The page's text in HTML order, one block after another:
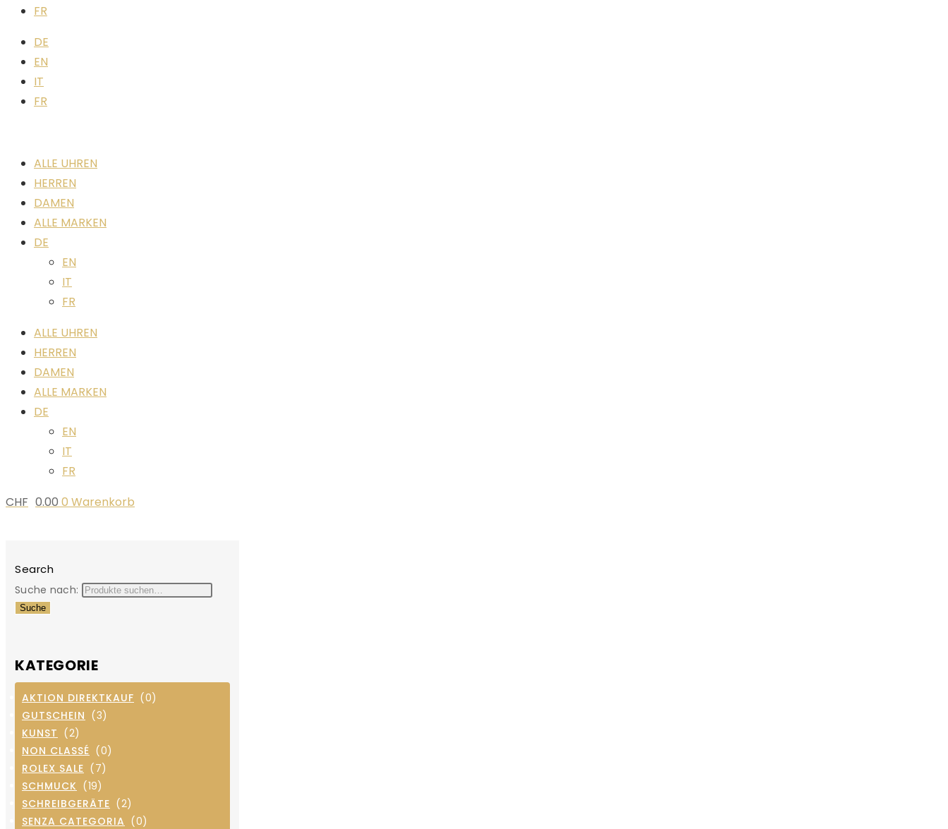
FR
DE
EN
IT
FR
ALLE UHREN
HERREN
DAMEN
ALLE MARKEN
DE
EN
IT
FR
ALLE UHREN
HERREN
DAMEN
ALLE MARKEN
DE
EN
IT
FR
CHF 0.00 0 Warenkorb
Search
Suche nach:
Suche
KATEGORIE
AKTION DIREKTKAUF (0)
GUTSCHEIN (3)
KUNST (2)
NON CLASSÉ (0)
ROLEX SALE (7)
SCHMUCK (19)
SCHREIBGERÄTE (2)
SENZA CATEGORIA (0)